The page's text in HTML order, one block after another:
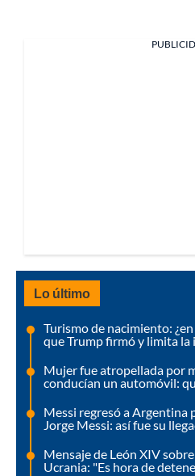
Lo último
Turismo de nacimiento:
que Trump firmó y limita la
Mujer fue atropellada por
conducían un automóvil:
Messi regresó a Argentina
Jorge Messi: así fue su
Mensaje de León XIV
Ucrania: "Es hora de